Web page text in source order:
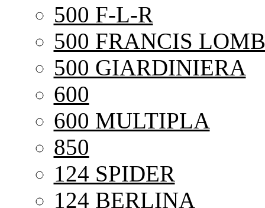
500 F-L-R
500 FRANCIS
500 GIARDINIERA
600
600 MULTIPLA
850
124 SPIDER
124 BERLINA